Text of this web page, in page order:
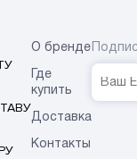
О бренде
Где
купить
Доставка
Контакты